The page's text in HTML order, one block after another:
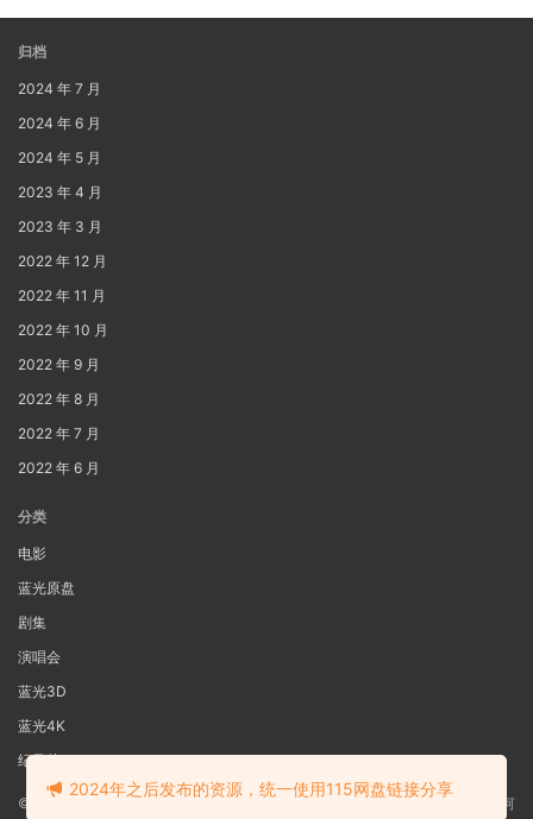
归档
2024 年 7 月
2024 年 6 月
2024 年 5 月
2023 年 4 月
2023 年 3 月
2022 年 12 月
2022 年 11 月
2022 年 10 月
2022 年 9 月
2022 年 8 月
2022 年 7 月
2022 年 6 月
分类
电影
蓝光原盘
剧集
演唱会
蓝光3D
蓝光4K
纪录片
©2022 蓝光电影网本站资源来源于网络用户网盘投稿，本站服务器不储存任何
2024年之后发布的资源，统一使用115网盘链接分享